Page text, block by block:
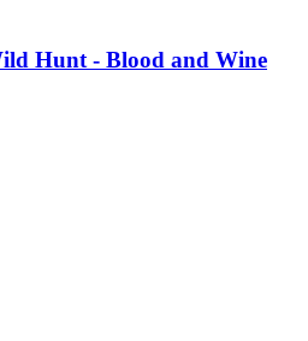
Hunt - Blood and Wine